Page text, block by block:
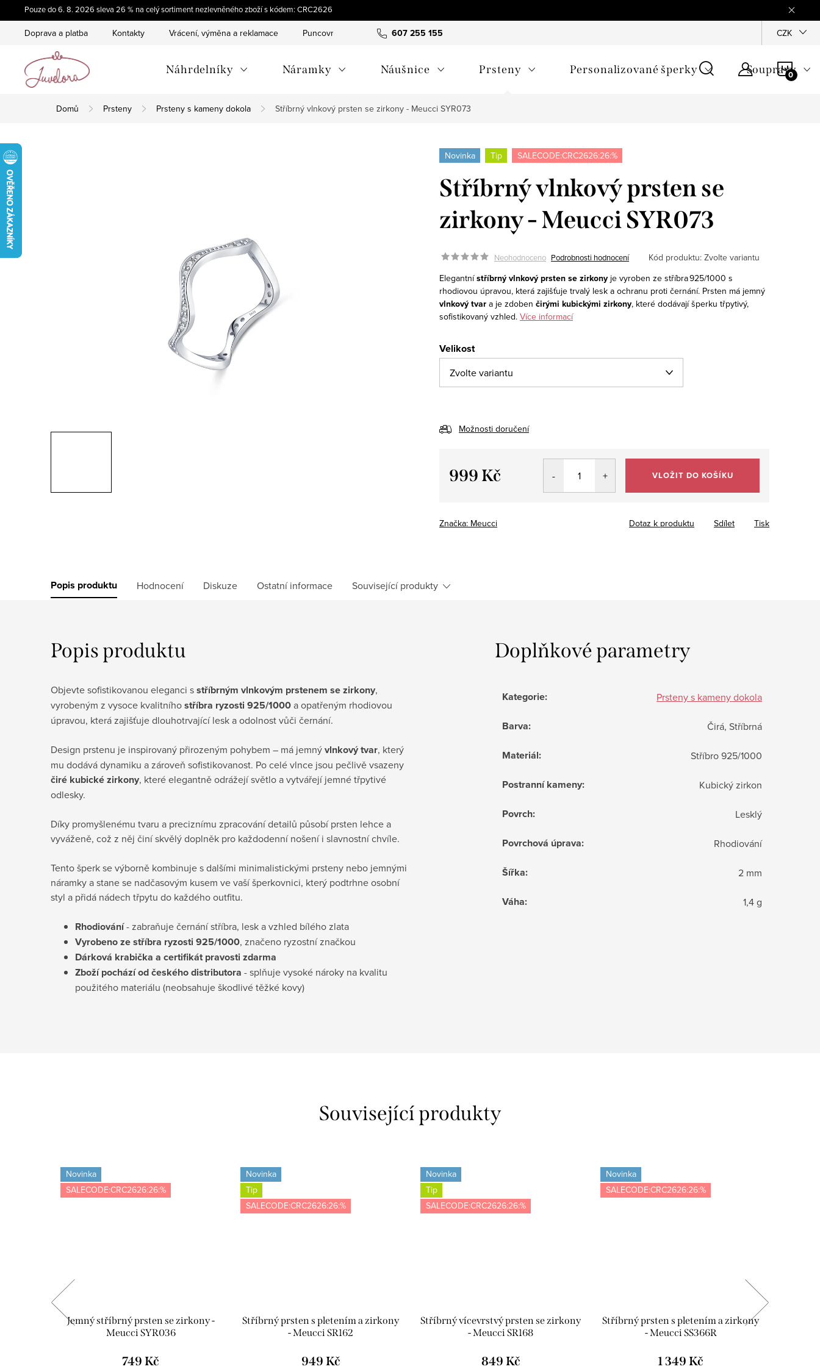
na
Pouze do 6. 8. 2026 sleva 26 % na celý sortiment nezlevněného zboží s kódem: CRC2626
607 255 155
Doprava a platba Kontakty Vrácení, výměna a reklamace Puncovní značky Hodnocení obchodu Jak
CZK
Náhrdelníky Náramky Náušnice Prsteny Personalizované šperky Soupravy
Domů Prsteny Prsteny s kameny dokola Stříbrný vlnkový prsten se zirkony - Meucci SYR073
Novinka Tip SALECODE:CRC2626:26:%
Stříbrný vlnkový prsten se
zirkony - Meucci SYR073
Neohodnoceno Podrobnosti hodnocení Kód produktu: Zvolte variantu
Elegantnístříbrný vlnkový prsten se zirkony je vyroben ze stříbra 925/1000 s
rhodiovou úpravou, která zajišťuje trvalý lesk a ochranu proti černání. Prsten má jemný
vlnkový tvar a je zdoben čirými kubickými zirkony, které dodávají šperku třpytivý,
sofistikovaný vzhled. Více informací
Velikost
Možnosti doručení
999 Kč VLOŽIT DO KOŠÍKU
Značka: Meucci Tisk
Dotaz k produktu Sdílet
Popis produktu Hodnocení Diskuze Ostatní informace Související produkty
Popis produktu
Objevte sofistikovanou eleganci sstříbrným vlnkovým prstenem se zirkony,
vyrobeným z vysoce kvalitníhostříbra ryzosti 925/1000a opatřeným rhodiovou
úpravou, která zajišťuje dlouhotrvající lesk a odolnost vůči černání.
Design prstenu je inspirovaný přirozeným pohybem – má jemnývlnkový tvar, který
mu dodává dynamiku a zároveň sofistikovanost. Po celé vlnce jsou pečlivě vsazeny
čiré kubické zirkony, které elegantně odrážejí světlo a vytvářejí jemné třpytivé
odlesky.
Díky promyšlenému tvaru a preciznímu zpracování detailů působí prsten lehce a
vyváženě, což z něj činí skvělý doplněk pro každodenní nošení i slavnostní chvíle.
Tento šperk se výborně kombinuje s dalšími minimalistickými prsteny nebo jemnými
náramky a stane se nadčasovým kusem ve vaší šperkovnici, který podtrhne osobní
styl a přidá nádech třpytu do každého outfitu.
Rhodiování- zabraňuje černání stříbra, lesk a vzhled bílého zlata
Vyrobeno ze stříbra ryzosti 925/1000, značeno ryzostní značkou
Dárková krabička a certifikát pravosti zdarma
Zboží pochází od českého distributora - splňuje vysoké nároky na kvalitu
použitého materiálu (neobsahuje škodlivé těžké kovy)
Doplňkové parametry
Kategorie: Prsteny s kameny dokola
Barva: Čirá, Stříbrná
Materiál: Stříbro 925/1000
Postranní kameny: Kubický zirkon
Povrch: Lesklý
Povrchová úprava: Rhodiování
Šířka: 2 mm
Váha: 1,4 g
Související produkty
Novinka
SALECODE:CRC2626:26:%
Jemný stříbrný prsten se zirkony -
Meucci SYR036
749 Kč
Novinka
Tip
SALECODE:CRC2626:26:%
Stříbrný prsten s pletením a zirkony
- Meucci SR162
949 Kč
Novinka
Tip
SALECODE:CRC2626:26:%
Stříbrný vícevrstvý prsten se zirkony
- Meucci SR168
849 Kč
Novinka
SALECODE:CRC2626:26:%
Stříbrný prsten s pletením a zirkony
- Meucci SS366R
1 349 Kč